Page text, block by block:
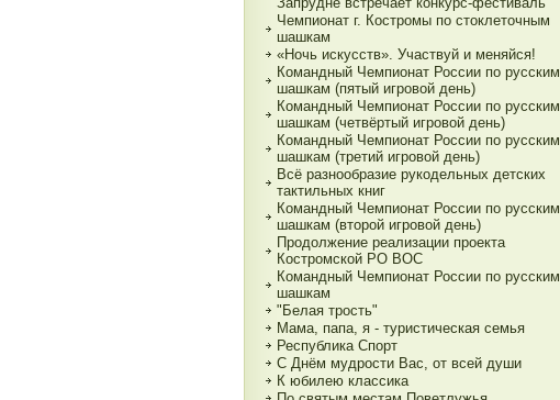
Чемпионат г. Костромы по стоклеточным
шашкам
«Ночь искусств». Участвуй и меняйся!
Командный Чемпионат России по русским
шашкам (пятый игровой день)
Командный Чемпионат России по русским
шашкам (четвёртый игровой день)
Командный Чемпионат России по русским
шашкам (третий игровой день)
Всё разнообразие рукодельных детских
тактильных книг
Командный Чемпионат России по русским
шашкам (второй игровой день)
Продолжение реализации проекта
Костромской РО ВОС
Командный Чемпионат России по русским
шашкам
"Белая трость"
Мама, папа, я - туристическая семья
Республика Спорт
С Днём мудрости Вас, от всей души
К юбилею классика